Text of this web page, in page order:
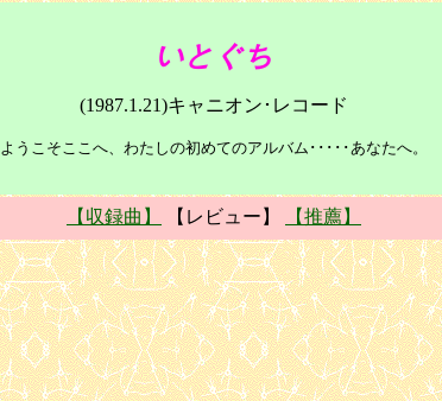
いとぐち
(1987.1.21)キャニオン･レコード
ようこそここへ、わたしの初めてのアルバム･････あなたへ。
【収録曲】 【レビュー】 【推薦】